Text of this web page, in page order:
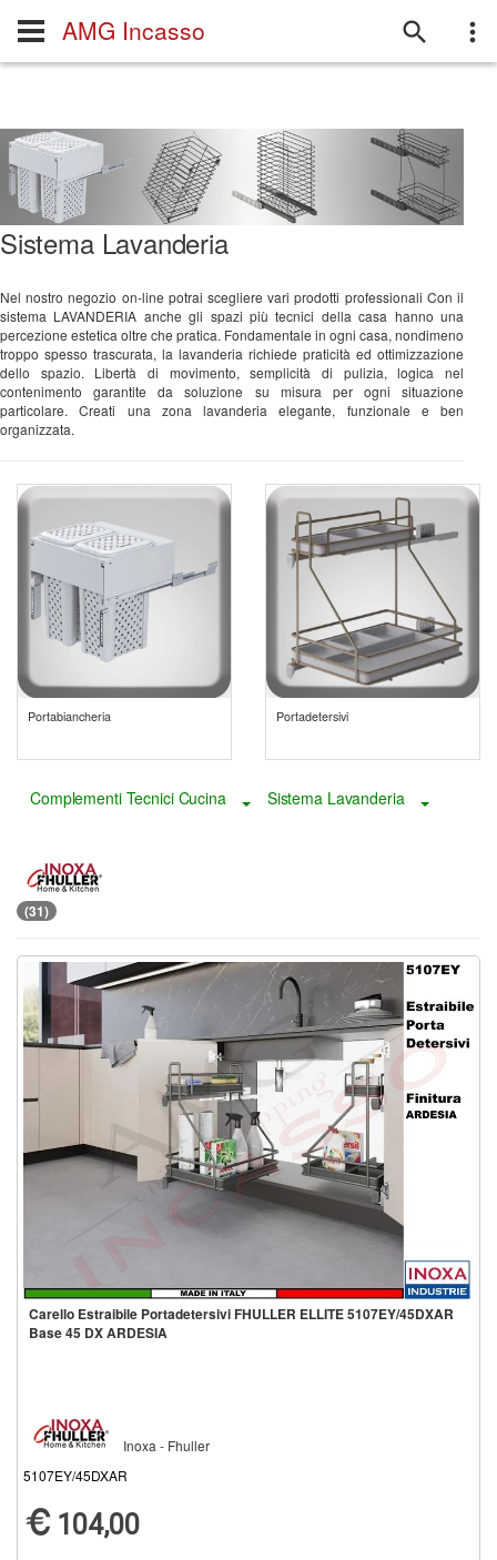
AMG Incasso
Sistema Lavanderia
Nel nostro negozio on-line potrai scegliere vari prodotti professionali Con il
sistema LAVANDERIA anche gli spazi più tecnici della casa hanno una
percezione estetica oltre che pratica. Fondamentale in ogni casa, nondimeno
troppo spesso trascurata, la lavanderia richiede praticità ed ottimizzazione
dello spazio. Libertà di movimento, semplicità di pulizia, logica nel
contenimento garantite da soluzione su misura per ogni situazione
particolare. Creati una zona lavanderia elegante, funzionale e ben
organizzata.
Portabiancheria Portadetersivi
Complementi Tecnici Cucina Toggle Dropdown
Sistema Lavanderia Toggle
(31)
Carello Estraibile Portadetersivi FHULLER ELLITE 5107EY/45DXAR
Base 45 DX ARDESIA
Inoxa - Fhuller
5107EY/45DXAR
104,00